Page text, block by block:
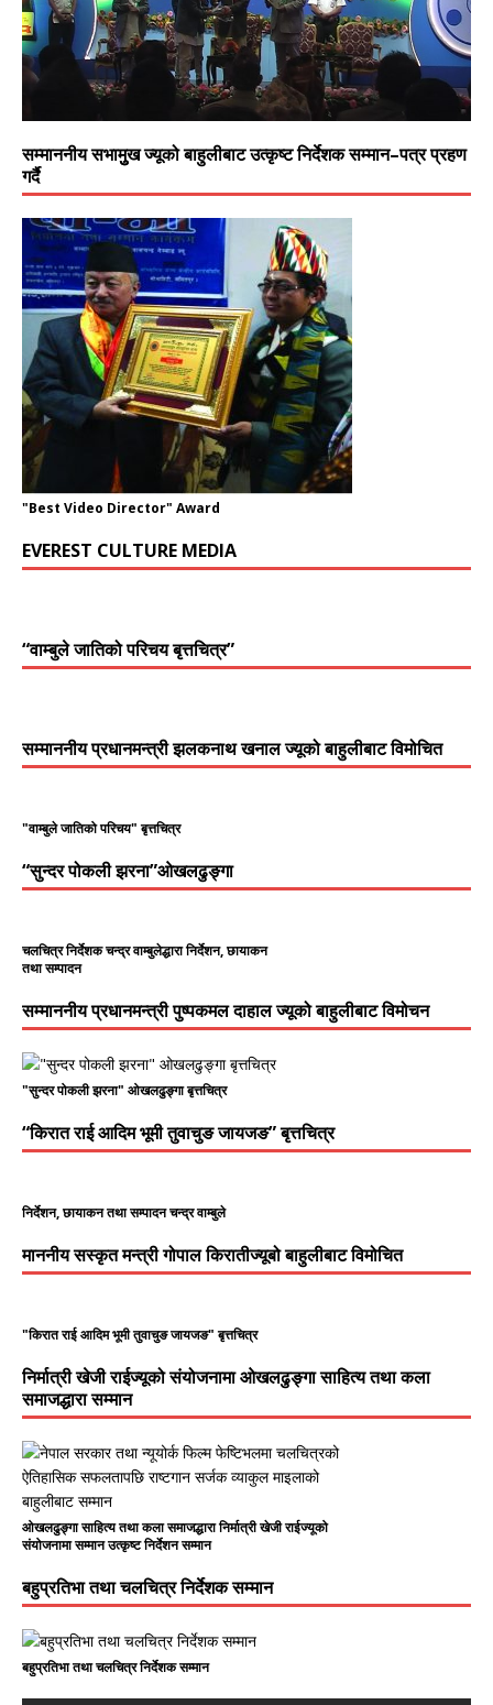
सम्माननीय सभामुुख ज्यूको बाहुलीबाट उत्कृष्ट निर्देशक सम्मान–पत्र प्रहण
गर्दै
"Best Video Director" Award
EVEREST CULTURE MEDIA
“वाम्बुले जातिको परिचय बृत्तचित्र”
सम्माननीय प्रधानमन्त्री झलकनाथ खनाल ज्यूको बाहुलीबाट विमोचित
"वाम्बुले जातिको परिचय" बृत्तचित्र
“सुन्दर पोकली झरना”ओखलढुङ्गा
चलचित्र निर्देशक चन्द्र वाम्बुलेद्धारा निर्देशन, छायाकन
तथा सम्पादन
सम्माननीय प्रधानमन्त्री पुष्पकमल दाहाल ज्यूको बाहुलीबाट विमोचन
"सुन्दर पोकली झरना" ओखलढुङ्गा बृत्तचित्र
“किरात राई आदिम भूमी तुवाचुङ जायजङ” बृत्तचित्र
निर्देशन, छायाकन तथा सम्पादन चन्द्र वाम्बुले
माननीय सस्कृत मन्त्री गोपाल किरातीज्यूबो बाहुलीबाट विमोचित
"किरात राई आदिम भूमी तुवाचुङ जायजङ" बृत्तचित्र
निर्मात्री खेजी राईज्यूको संयोजनामा ओखलढुङ्गा साहित्य तथा कला
समाजद्धारा सम्मान
ओखलढुङ्गा साहित्य तथा कला समाजद्धारा निर्मात्री खेजी राईज्यूको
संयोजनामा सम्मान उत्कृष्ट निर्देशन सम्मान
बहुप्रतिभा तथा चलचित्र निर्देशक सम्मान
बहुप्रतिभा तथा चलचित्र निर्देशक सम्मान